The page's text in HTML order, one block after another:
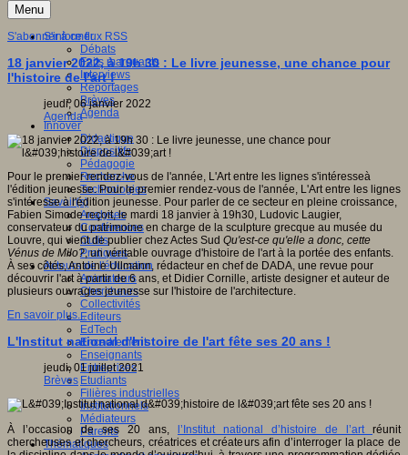
Menu
S'informer
Débats
Faits marquants
Interviews
Reportages
Brèves
Agenda
Innover
Didactique
Dispositifs
Pédagogie
Recherche
Technologies
Savoir(s)
Analyses
Conférences
Outils
Pratiques
Acteurs de l'éducation
Animateurs
Chercheurs
Collectivités
Editeurs
EdTech
Encadrement
Enseignants
Entreprises
Etudiants
Filières industrielles
Institutionnels
Médiateurs
Parents
Thématiques
S'abonner à ce flux RSS
18 janvier 2022, à 19h 30 : Le livre jeunesse, une chance pour
l'histoire de l'art !
jeudi, 06 janvier 2022
Agenda
Pour le premier rendez-vous de l'année, L'Art entre les lignes s'intéresseà
l'édition jeunesse. Pour le premier rendez-vous de l'année, L'Art entre les lignes
s'intéresse à l'édition jeunesse. Pour parler de ce secteur en pleine croissance,
Fabien Simode reçoit, le mardi 18 janvier à 19h30, Ludovic Laugier,
conservateur du patrimoine en charge de la sculpture grecque au musée du
Louvre, qui vient de publier chez Actes Sud Qu'est-ce qu'elle a donc, cette
Vénus de Milo?, un véritable ouvrage d'histoire de l'art à la portée des enfants.
À ses côtés, Antoine Ullmann, rédacteur en chef de DADA, une revue pour
découvrir l'art à partir de 6 ans, et Didier Cornille, artiste designer et auteur de
plusieurs ouvrages jeunesse sur l'histoire de l'architecture.
En savoir plus...
L'Institut national d'histoire de l'art fête ses 20 ans !
jeudi, 01 juillet 2021
Brèves
À l’occasion de ses 20 ans, l’Institut national d’histoire de l’art réunit
chercheuses et chercheurs, créatrices et créateurs afin d’interroger la place de